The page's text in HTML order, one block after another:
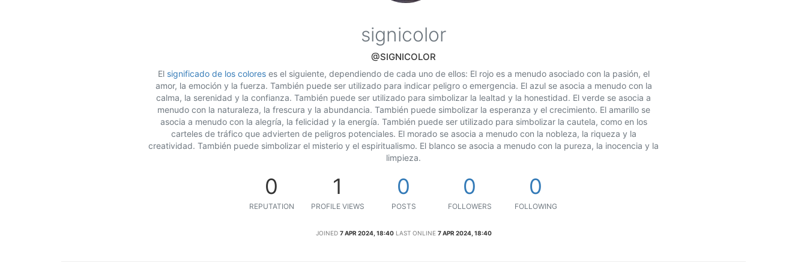
signicolor
@SIGNICOLOR
El significado de los coloreses el siguiente, dependiendo de cada uno de ellos: El rojo es a menudo asociado con la pasión, el
amor, la emoción y la fuerza. También puede ser utilizado para indicar peligro o emergencia. El azul se asocia a menudo con la
calma, la serenidad y la confianza. También puede ser utilizado para simbolizar la lealtad y la honestidad. El verde se asocia a
menudo con la naturaleza, la frescura y la abundancia. También puede simbolizar la esperanza y el crecimiento. El amarillo se
asocia a menudo con la alegría, la felicidad y la energía. También puede ser utilizado para simbolizar la cautela, como en los
carteles de tráfico que advierten de peligros potenciales. El morado se asocia a menudo con la nobleza, la riqueza y la
creatividad. También puede simbolizar el misterio y el espiritualismo. El blanco se asocia a menudo con la pureza, la inocencia y la
limpieza.
0
REPUTATION
1
PROFILE VIEWS
0
POSTS
0
FOLLOWERS
0
FOLLOWING
JOINED 7 APR 2024, 18:40 LAST ONLINE 7 APR 2024, 18:40